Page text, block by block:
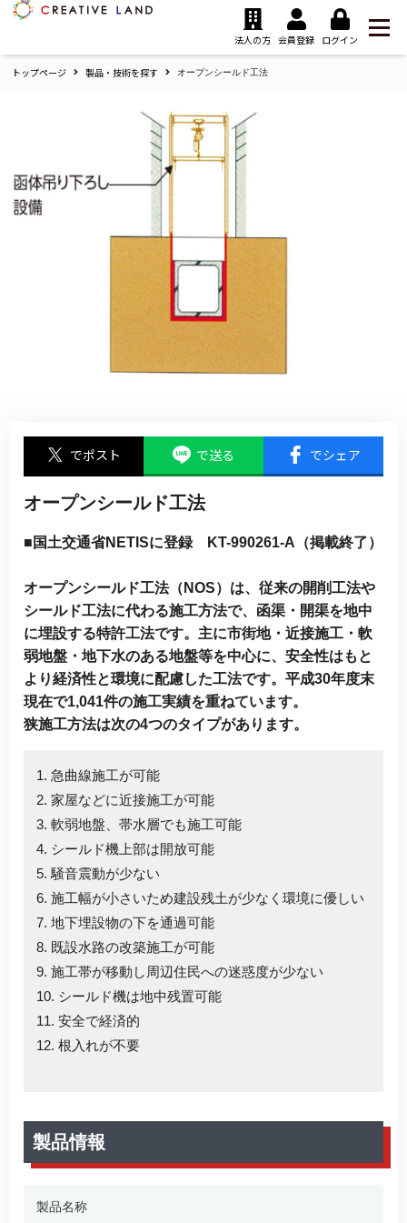
ク
エ
イ
ン
ド
ホ
法人の方 会員登録 ログイン
トップページ 製品・技術を探す オープンシールド工法
でポスト で送る でシェア
オープンシールド工法
■国土交通省NETISに登録 KT-990261-A（掲載終了）
オープンシールド工法（NOS）は、従来の開削工法や
シールド工法に代わる施工方法で、函渠・開渠を地中
に埋設する特許工法です。主に市街地・近接施工・軟
弱地盤・地下水のある地盤等を中心に、安全性はもと
より経済性と環境に配慮した工法です。平成30年度末
現在で1,041件の施工実績を重ねています。
狭施工方法は次の4つのタイプがあります。
1. 急曲線施工が可能
2. 家屋などに近接施工が可能
3. 軟弱地盤、帯水層でも施工可能
4. シールド機上部は開放可能
5. 騒音震動が少ない
6. 施工幅が小さいため建設残土が少なく環境に優しい
7. 地下埋設物の下を通過可能
8. 既設水路の改築施工が可能
9. 施工帯が移動し周辺住民への迷惑度が少ない
10. シールド機は地中残置可能
11. 安全で経済的
12. 根入れが不要
製品情報
製品名称